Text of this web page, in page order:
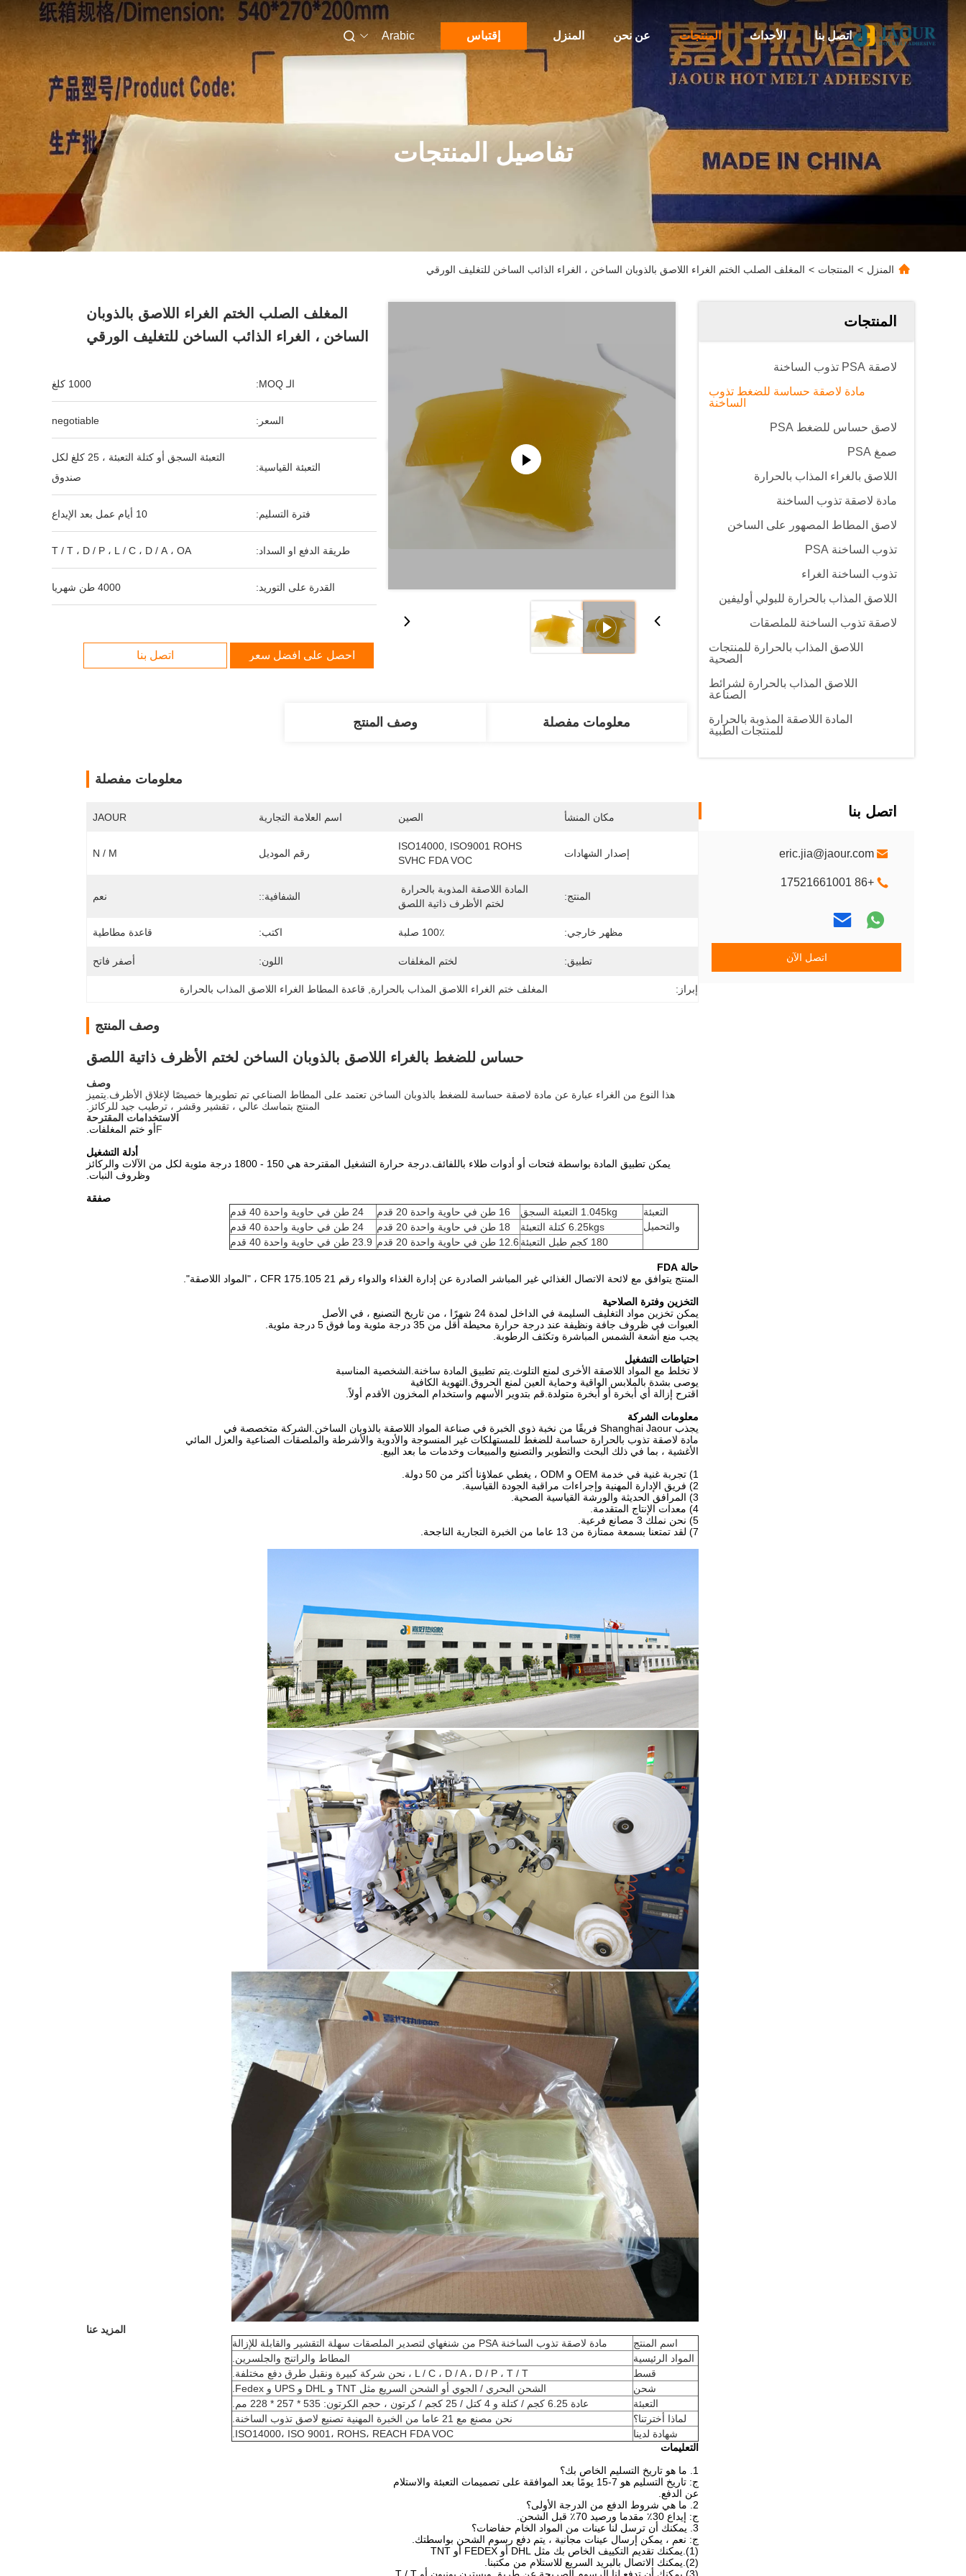
المنزل عن نحن المنتجات الأحداث اتصل بنا إقتباس Arabic
تفاصيل المنتجات
المنزل > المنتجات > المغلف الصلب الختم الغراء اللاصق بالذوبان الساخن ، الغراء الذائب الساخن للتغليف الورقي
المنتجات
لاصقة PSA تذوب الساخنة
مادة لاصقة حساسة للضغط تذوب
الساخنة
لاصق حساس للضغط PSA
صمغ PSA
اللاصق بالغراء المذاب بالحرارة
مادة لاصقة تذوب الساخنة
لاصق المطاط المصهور على الساخن
تذوب الساخنة PSA
تذوب الساخنة الغراء
اللاصق المذاب بالحرارة للبولي أوليفين
لاصقة تذوب الساخنة للملصقات
اللاصق المذاب بالحرارة للمنتجات
الصحية
اللاصق المذاب بالحرارة لشرائط
الصناعة
المادة اللاصقة المذوبة بالحرارة
للمنتجات الطبية
اتصل بنا
eric.jia@jaour.com
+86 17521661001
اتصل الآن
المغلف الصلب الختم الغراء اللاصق بالذوبان
الساخن ، الغراء الذائب الساخن للتغليف الورقي
الـ MOQ: 1000 كلغ
السعر: negotiable
التعبئة القياسية:
التعبئة السجق أو كتلة التعبئة ، 25 كلغ لكل
صندوق
فترة التسليم: 10 أيام عمل بعد الإيداع
طريقة الدفع او السداد: T / T ، D / P ، L / C ، D / A ، OA
القدرة على التوريد: 4000 طن شهريا
احصل على افضل سعر اتصل بنا
معلومات مفصلة وصف المنتج
معلومات مفصلة
مكان المنشأ الصين اسم العلامة التجارية JAOUR
إصدار الشهادات
ISO14000, ISO9001 ROHS
SVHC FDA VOC
رقم الموديل N / M
المنتج:
لختم الأظرف ذاتية اللصق
الشفافية:: نعم
مظهر خارجي: 100٪ صلبة اكتب: قاعدة مطاطية
تطبيق: لختم المغلفات اللون: أصفر فاتح
إبراز: المغلف ختم الغراء اللاصق المذاب بالحرارة قاعدة المطاط الغراء اللاصق المذاب بالحرارة
وصف المنتج
حساس للضغط بالغراء اللاصق بالذوبان الساخن لختم الأظرف ذاتية اللصق
وصف
هذا النوع من الغراء عبارة عن مادة لاصقة حساسة للضغط بالذوبان الساخن تعتمد على المطاط الصناعي تم تطويرها خصيصًا لإغلاق الأظرف.يتميز
المنتج بتماسك عالي ، تقشير وقشر ، ترطيب جيد للركائز.
الاستخدامات المقترحة
Fأو ختم المغلفات.
أدلة التشغيل
يمكن تطبيق المادة بواسطة فتحات أو أدوات طلاء باللفائف.درجة حرارة التشغيل المقترحة هي 150 - 1800 درجة مئوية لكل من الآلات والركائز
وظروف النبات.
صفقة
التعبئة
والتحميل
1.045kg التعبئة السجق 16 طن في حاوية واحدة 20 قدم
24 طن في حاوية واحدة 40 قدم
6.25kgs كتلة التعبئة
18 طن في حاوية واحدة 20 قدم
24 طن في حاوية واحدة 40 قدم
180 كجم طبل التعبئة
12.6 طن في حاوية واحدة 20 قدم 23.9 طن في حاوية واحدة 40 قدم
حالة FDA
المنتج يتوافق مع لائحة الاتصال الغذائي غير المباشر الصادرة عن إدارة الغذاء والدواء رقم 21 CFR 175.105 ، "المواد اللاصقة".
التخزين وفترة الصلاحية
يمكن تخزين مواد التغليف السليمة في الداخل لمدة 24 شهرًا ، من تاريخ التصنيع ، في الأصل
العبوات في ظروف جافة ونظيفة عند درجة حرارة محيطة أقل من 35 درجة مئوية وما فوق 5 درجة مئوية.
يجب منع أشعة الشمس المباشرة وتكثف الرطوبة.
احتياطات التشغيل
لا تخلط مع المواد اللاصقة الأخرى لمنع التلوث.يتم تطبيق المادة ساخنة.الشخصية المناسبة
يوصى بشدة بالملابس الواقية وحماية العين لمنع الحروق.التهوية الكافية
اقترح إزالة أي أبخرة أو أبخرة متولدة.قم بتدوير الأسهم واستخدام المخزون الأقدم أولاً.
معلومات الشركة
يجذب Shanghai Jaour فريقًا من نخبة ذوي الخبرة في صناعة المواد اللاصقة بالذوبان الساخن.الشركة متخصصة في
مادة لاصقة تذوب بالحرارة حساسة للضغط للمستهلكات غير المنسوجة والأدوية والأشرطة والملصقات الصناعية والعزل المائي
الأغشية ، بما في ذلك البحث والتطوير والتصنيع والمبيعات وخدمات ما بعد البيع.
1) تجربة غنية في خدمة OEM و ODM ، يغطي عملاؤنا أكثر من 50 دولة.
2) فريق الإدارة المهنية وإجراءات مراقبة الجودة القياسية.
3) المرافق الحديثة والورشة القياسية الصحية.
4) معدات الإنتاج المتقدمة.
5) نحن نملك 3 مصانع فرعية.
7) لقد تمتعنا بسمعة ممتازة من 13 عاما من الخبرة التجارية الناجحة.
المزيد عنا
اسم المنتج
مادة لاصقة تذوب الساخنة PSA من شنغهاي لتصدير الملصقات سهلة التقشير والقابلة للإزالة
المواد الرئيسية
المطاط والراتنج والجلسرين.
قسط
L / C ، D / A ، D / P ، T / T ، نحن شركة كبيرة ونقبل طرق دفع مختلفة.
شحن
الشحن البحري / الجوي أو الشحن السريع مثل TNT و DHL و UPS و Fedex.
التعبئة
عادة 6.25 كجم / كتلة و 4 كتل / 25 كجم / كرتون ، حجم الكرتون: 535 * 257 * 228 مم.
لماذا أخترتنا؟
نحن مصنع مع 21 عاما من الخبرة المهنية تصنيع لاصق تذوب الساخنة.
شهادة لدينا
ISO14000، ISO 9001، ROHS، REACH FDA VOC.
التعليمات
1. ما هو تاريخ التسليم الخاص بك؟
ج: تاريخ التسليم هو 7-15 يومًا بعد الموافقة على تصميمات التعبئة والاستلام
عن الدفع.
2. ما هي شروط الدفع من الدرجة الأولى؟
ج: إيداع 30٪ مقدما ورصيد 70٪ قبل الشحن.
3. يمكنك أن ترسل لنا عينات من المواد الخام حفاضات؟
ج: نعم ، يمكن إرسال عينات مجانية ، يتم دفع رسوم الشحن بواسطتك.
(1).يمكنك تقديم التكييف الخاص بك مثل DHL أو FEDEX أو TNT
(2).يمكنك الاتصال بالبريد السريع للاستلام من مكتبنا.